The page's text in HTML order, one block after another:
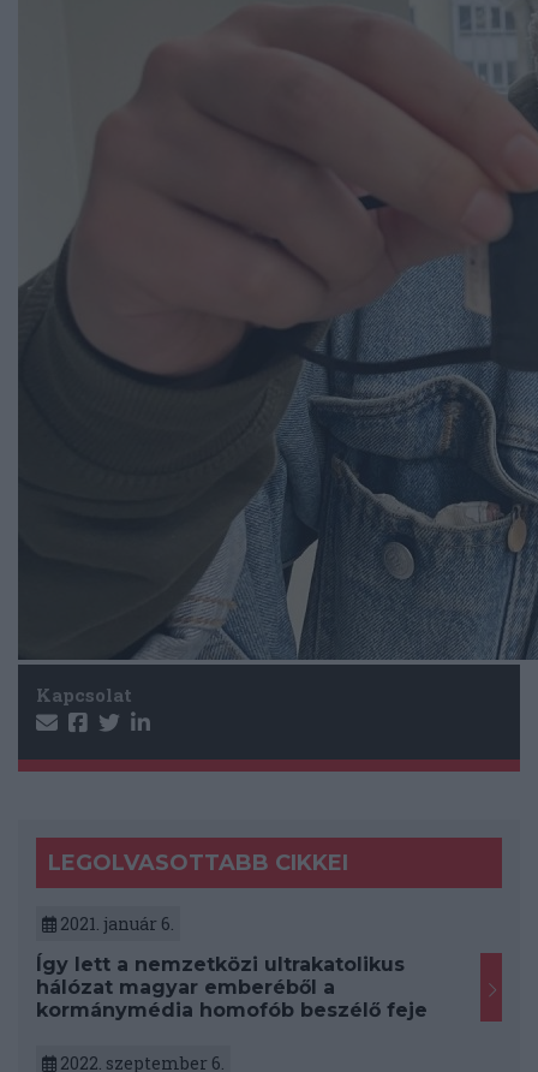
Kapcsolat
LEGOLVASOTTABB CIKKEI
2021. január 6.
Így lett a nemzetközi ultrakatolikus
hálózat magyar emberéből a
kormánymédia homofób beszélő feje
2022. szeptember 6.